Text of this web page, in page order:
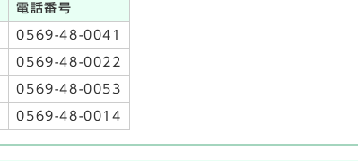
電話番号
0569-48-0041
0569-48-0022
0569-48-0053
0569-48-0014